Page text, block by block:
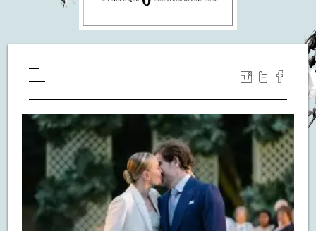
WILL YOU MARRY ME?
LUA DE MEL
COZINHA
DECORAÇÃO
DE NOIVA PRA NOIVA
S.O.S CASADAS